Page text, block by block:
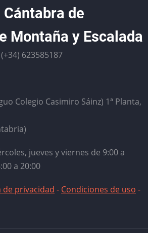
de
Montaña y Escalada
623585187
Colegio Casimiro Sáinz) 1ª Planta,
jueves y viernes de 9:00 a
a 20:00
de privacidad - Condiciones de uso -